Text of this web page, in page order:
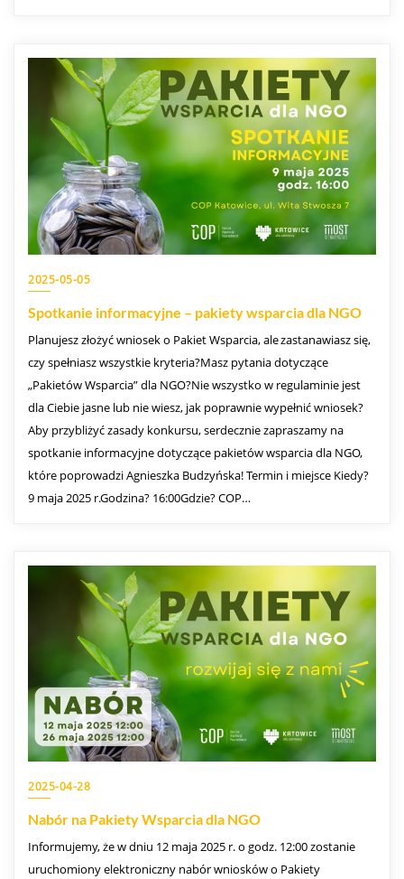
2025-05-05
Spotkanie informacyjne – pakiety wsparcia dla NGO
Planujesz złożyć wniosek o Pakiet Wsparcia, ale zastanawiasz się,
czy spełniasz wszystkie kryteria?Masz pytania dotyczące
„Pakietów Wsparcia” dla NGO?Nie wszystko w regulaminie jest
dla Ciebie jasne lub nie wiesz, jak poprawnie wypełnić wniosek?
Aby przybliżyć zasady konkursu, serdecznie zapraszamy na
spotkanie informacyjne dotyczące pakietów wsparcia dla NGO,
które poprowadzi Agnieszka Budzyńska! Termin i miejsce Kiedy?
9 maja 2025 r.Godzina? 16:00Gdzie? COP…
2025-04-28
Nabór na Pakiety Wsparcia dla NGO
Informujemy, że w dniu 12 maja 2025 r. o godz. 12:00 zostanie
uruchomiony elektroniczny nabór wniosków o Pakiety